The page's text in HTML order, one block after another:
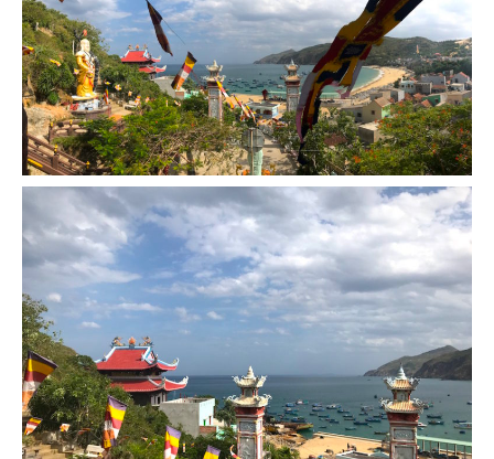
Cafés avec vue sur lac
LONDRES
Marchés
Cafés
PARIS
Restos chinois
Restos coréens
Restos japonais
Restos vietnamiens